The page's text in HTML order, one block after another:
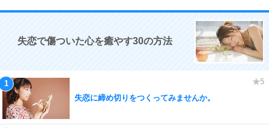
失恋で傷ついた心を癒やす30の方法
失恋に締め切りをつくってみませんか。